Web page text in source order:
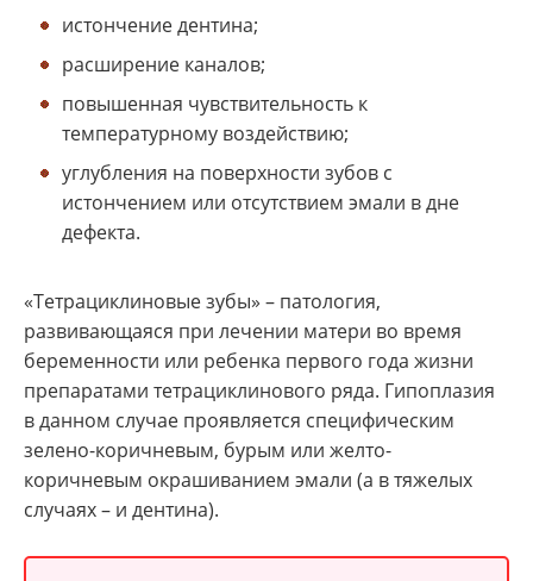
истончение дентина;
расширение каналов;
повышенная чувствительность к
температурному воздействию;
углубления на поверхности зубов с
истончением или отсутствием эмали в дне
дефекта.
«Тетрациклиновые зубы» – патология,
развивающаяся при лечении матери во время
беременности или ребенка первого года жизни
препаратами тетрациклинового ряда. Гипоплазия
в данном случае проявляется специфическим
зелено-коричневым, бурым или желто-
коричневым окрашиванием эмали (а в тяжелых
случаях – и дентина).